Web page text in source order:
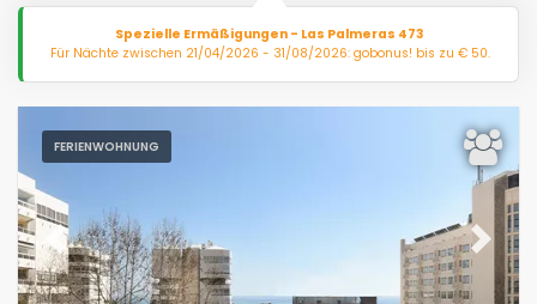
Spezielle Ermäßigungen - Las Palmeras 473
Für Nächte zwischen 21/04/2026 - 31/08/2026: gobonus! bis zu € 50.
FERIENWOHNUNG
Previous Next